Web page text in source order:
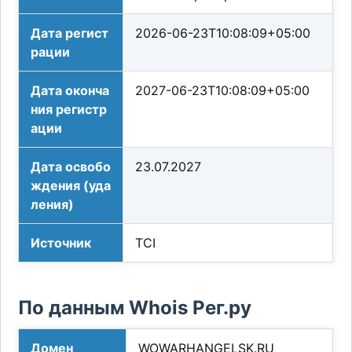
Дата регист
рации
2026-06-23T10:08:09+05:00
Дата оконча
ния регистр
ации
2027-06-23T10:08:09+05:00
Дата освобо
ждения (уда
ления)
23.07.2027
Источник TCI
По данным Whois Рег.ру
Домен WOWARHANGELSK.RU